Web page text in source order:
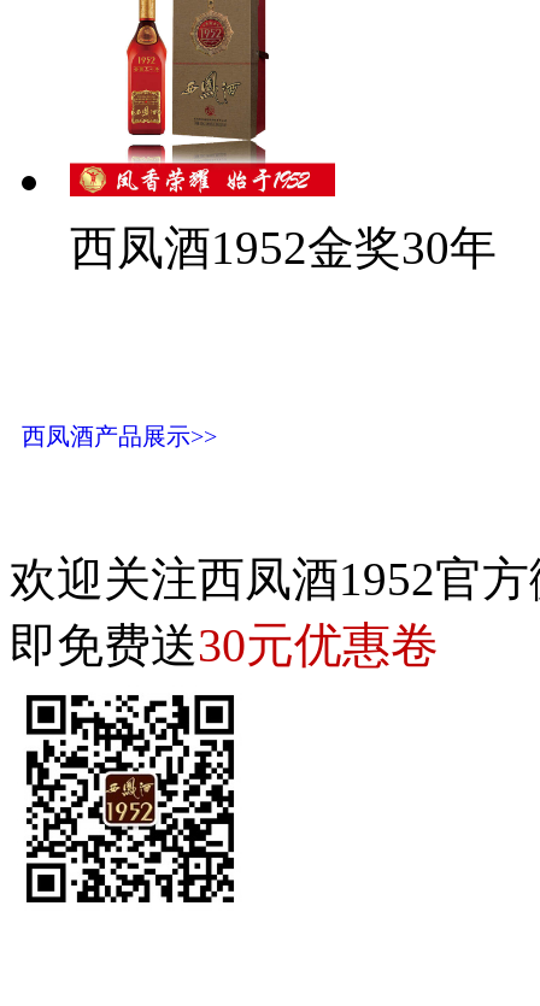
西凤酒1952金奖30年
西凤酒产品展示>>
欢迎关注西凤酒1952官
即免费送30元优惠卷